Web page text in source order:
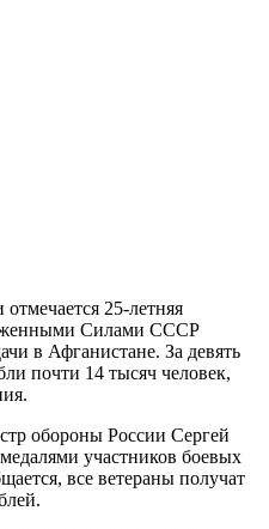
25-летняя
Силами СССР
в Афганистане. За девять
почти 14 тысяч человек,
обороны России Сергей
участников боевых
все ветераны получат